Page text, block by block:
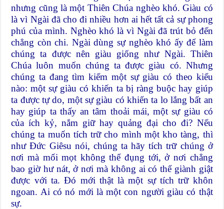
nhưng cũng là một Thiên Chúa nghèo khó. Giàu có
là vì Ngài đã cho đi nhiều hơn ai hết tất cả sự phong
phú của mình. Nghèo khó là vì Ngài đã trút bỏ đến
chẳng còn chi. Ngài dùng sự nghèo khó ấy để làm
chúng ta được nên giàu giống như Ngài. Thiên
Chúa luôn muốn chúng ta được giàu có. Nhưng
chúng ta đang tìm kiếm một sự giàu có theo kiểu
nào: một sự giàu có khiến ta bị ràng buộc hay giúp
ta được tự do, một sự giàu có khiến ta lo lắng bất an
hay giúp ta thấy an tâm thoải mái, một sự giàu có
của ích kỷ, nắm giữ hay quảng đại cho đi? Nếu
chúng ta muốn tích trữ cho mình một kho tàng, thì
như Đức Giêsu nói, chúng ta hãy tích trữ chúng ở
nơi mà mối mọt không thể đụng tới, ở nơi chẳng
bao giờ hư nát, ở nơi mà không ai có thể giành giật
được với ta. Đó mới thật là một sự tích trữ khôn
ngoan. Ai có nó mới là một con người giàu có thật
sự.